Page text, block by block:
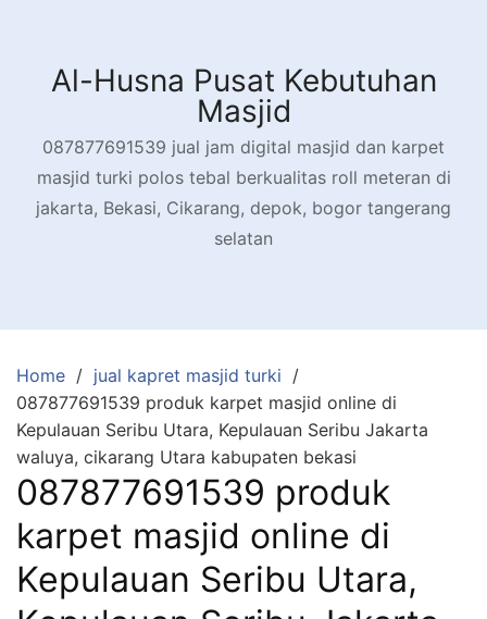
contentAl-Husna Pusat Kebutuhan
Masjid
087877691539 jual jam digital masjid dan karpet
masjid turki polos tebal berkualitas roll meteran di
jakarta, Bekasi, Cikarang, depok, bogor tangerang
selatan
Home
jual kapret masjid turki
087877691539 produk karpet masjid online di
Kepulauan Seribu Utara, Kepulauan Seribu Jakarta
waluya, cikarang Utara kabupaten bekasi
087877691539 produk
karpet masjid online di
Kepulauan Seribu Utara,